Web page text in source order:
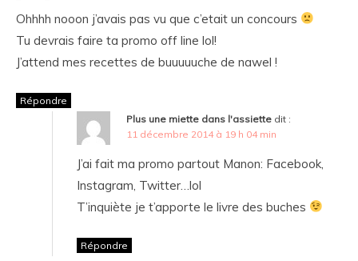
Ohhhh nooon j’avais pas vu que c’etait un concours
Tu devrais faire ta promo off line lol!
J’attend mes recettes de buuuuuche de nawel !
Répondre
Plus une miette dans l'assiette dit :
11 décembre 2014 à 19 h 04 min
J’ai fait ma promo partout Manon: Facebook,
Instagram, Twitter…lol
T’inquiète je t’apporte le livre des buches
Répondre